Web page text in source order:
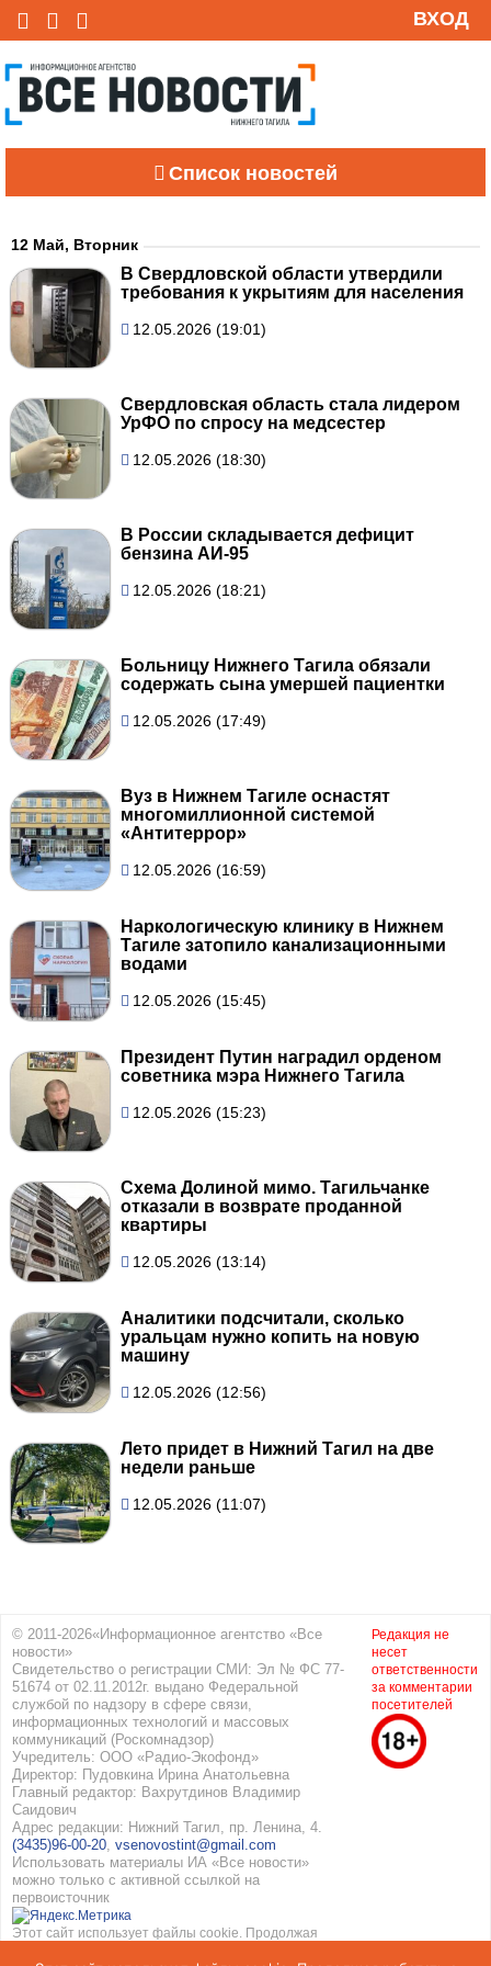
ВХОД
Список новостей
12 Май, Вторник
В Свердловской области утвердили
требования к укрытиям для населения
12.05.2026 (19:01)
Свердловская область стала лидером
УрФО по спросу на медсестер
12.05.2026 (18:30)
В России складывается дефицит
бензина АИ-95
12.05.2026 (18:21)
Больницу Нижнего Тагила обязали
содержать сына умершей пациентки
12.05.2026 (17:49)
Вуз в Нижнем Тагиле оснастят
многомиллионной системой
«Антитеррор»
12.05.2026 (16:59)
Наркологическую клинику в Нижнем
Тагиле затопило канализационными
водами
12.05.2026 (15:45)
Президент Путин наградил орденом
советника мэра Нижнего Тагила
12.05.2026 (15:23)
Схема Долиной мимо. Тагильчанке
отказали в возврате проданной
квартиры
12.05.2026 (13:14)
Аналитики подсчитали, сколько
уральцам нужно копить на новую
машину
12.05.2026 (12:56)
Лето придет в Нижний Тагил на две
недели раньше
12.05.2026 (11:07)
© 2011-2026«Информационное агентство «Все
новости»
Свидетельство о регистрации СМИ: Эл № ФС 77-
51674 от 02.11.2012г. выдано Федеральной
службой по надзору в сфере связи,
информационных технологий и массовых
коммуникаций (Роскомнадзор)
Учредитель: ООО «Радио-Экофонд»
Директор: Пудовкина Ирина Анатольевна
Главный редактор: Вахрутдинов Владимир
Саидович
Адрес редакции: Нижний Тагил, пр. Ленина, 4.
(3435)96-00-20 vsenovostint@gmail.com
Использовать материалы ИА «Все новости»
можно только с активной ссылкой на
первоисточник
Этот сайт использует файлы cookie. Продолжая
Редакция не
несет
ответственности
за комментарии
посетителей